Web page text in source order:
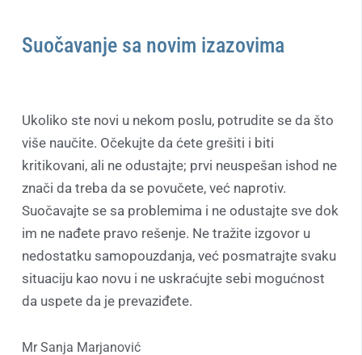
Suočavanje sa novim izazovima
Ukoliko ste novi u nekom poslu, potrudite se da što
više naučite. Očekujte da ćete grešiti i biti
kritikovani, ali ne odustajte; prvi neuspešan ishod ne
znači da treba da se povučete, već naprotiv.
Suočavajte se sa problemima i ne odustajte sve dok
im ne nađete pravo rešenje. Ne tražite izgovor u
nedostatku samopouzdanja, već posmatrajte svaku
situaciju kao novu i ne uskraćujte sebi mogućnost
da uspete da je prevaziđete.
Mr Sanja Marjanović